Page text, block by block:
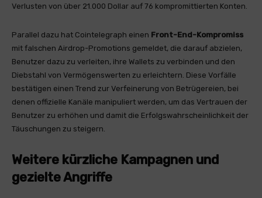
Verlusten von über 21.000 Dollar auf 76 kompromittierten Konten.
Parallel dazu hat Cointelegraph einen Front-End-Kompromiss
mit falschen Airdrop-Promotions gemeldet, die darauf abzielen,
Benutzer dazu zu verleiten, ihre Wallets zu verbinden und den
Diebstahl von Vermögenswerten zu erleichtern. Diese Vorfälle
bestätigen einen Trend zur Verfeinerung von Betrügereien, bei
denen offizielle Kanäle manipuliert werden, um das Vertrauen der
Benutzer zu erhöhen und damit die Erfolgswahrscheinlichkeit der
Täuschungen zu steigern.
Weitere kürzliche Kampagnen und
gezielte Angriffe